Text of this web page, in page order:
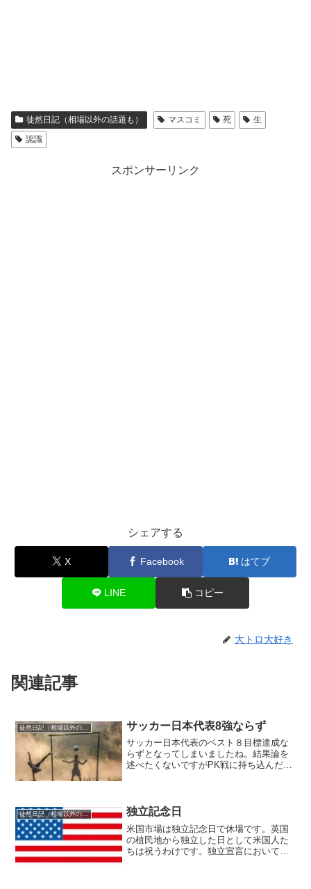
徒然日記（相場以外の話題も） マスコミ 死
生
認識
スポンサーリンク
シェアする
X Facebook はてブ
LINE コピー
大トロ大好き
関連記事
サッカー日本代表8強ならず
サッカー日本代表のベスト８目標達成な
らずとなってしまいましたね。結果論を
述べたくないですがPK戦に持ち込んだ時
る前に勝ち切らなけれ...
徒然日記（相場以外の話題も） 独立記念日
米国市場は独立記念日で休場です。英国
の植民地から独立した日として米国人た
ちは祝うわけです。独立宣言においては